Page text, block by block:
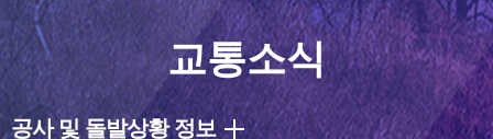
교통소식
공사 및 돌발상황 정보